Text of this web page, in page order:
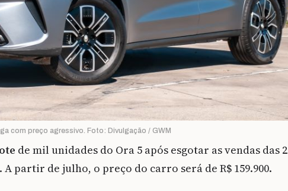
com preço agressivo. Foto: Divulgação / GWM
de mil unidades do Ora 5 após esgotar as vendas das 2
partir de julho, o preço do carro será de R$ 159.900.